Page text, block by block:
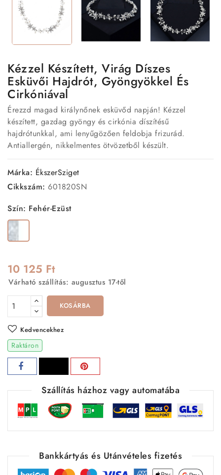
Kézzel Készített, Virág Díszes
Esküvői Hajdrót, Gyöngyökkel És
Cirkóniával
Érezzd magad királynőnek esküvőd napján! Kézzel
készített, gazdag gyöngy és cirkónia díszítésű
hajdrótunkkal, ami lenyűgözően feldobja frizurád.
Antiallergén, nikkelmentes ötvözetből készült.
Márka: ÉkszerSziget
Cikkszám: 601820SN
Szín: Fehér-Ezüst
Fehér-
Ezüst
10 125 Ft
Várható szállítás: augusztus 17-től
KOSÁRBA
Kedvencekhez
Raktáron
Szállítás házhoz vagy automatába
Bankkártyás és Utánvételes fizetés